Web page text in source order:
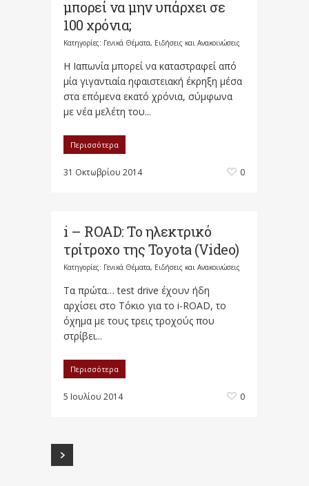
μπορεί να μην υπάρχει σε
100 χρόνια;
Κατηγορίες: Γενικά Θέματα, Ειδήσεις και Ανακοινώσεις
Η Ιαπωνία μπορεί να καταστραφεί από
μία γιγαντιαία ηφαιστειακή έκρηξη μέσα
στα επόμενα εκατό χρόνια, σύμφωνα
με νέα μελέτη του...
Περισσότερα
31 Οκτωβρίου 2014 0
i – ROAD: Το ηλεκτρικό
τρίτροχο της Toyota (Video)
Κατηγορίες: Γενικά Θέματα, Ειδήσεις και Ανακοινώσεις
Τα πρώτα… test drive έχουν ήδη
αρχίσει στο Τόκιο για το i-ROAD, το
όχημα με τους τρεις τροχούς που
στρίβει...
Περισσότερα
5 Ιουλίου 2014 0